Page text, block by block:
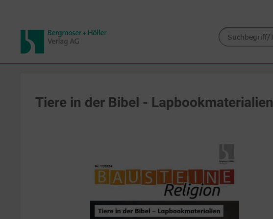
Tiere in der Bibel - Lapbookmaterialien